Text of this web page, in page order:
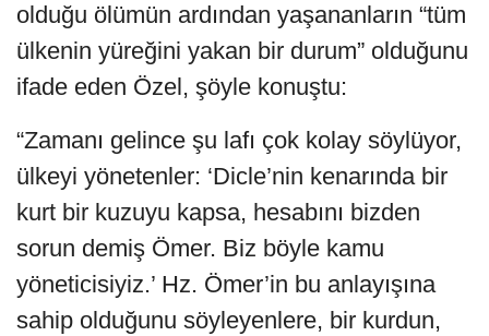
olduğu ölümün ardından yaşananların “tüm
ülkenin yüreğini yakan bir durum” olduğunu
ifade eden Özel, şöyle konuştu:
“Zamanı gelince şu lafı çok kolay söylüyor,
ülkeyi yönetenler: ‘Dicle’nin kenarında bir
kurt bir kuzuyu kapsa, hesabını bizden
sorun demiş Ömer. Biz böyle kamu
yöneticisiyiz.’ Hz. Ömer’in bu anlayışına
sahip olduğunu söyleyenlere, bir kurdun,